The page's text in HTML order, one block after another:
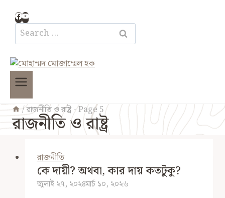
Search
for:
/রাজনীতি ও রাষ্ট্র - Page 5
রাজনীতি ও রাষ্ট্র
রাজনীতি
কে দায়ী? অথবা, কার দায় কতটুকু?
জুলাই ২৭, ২০২৪মার্চ ১০, ২০২৬